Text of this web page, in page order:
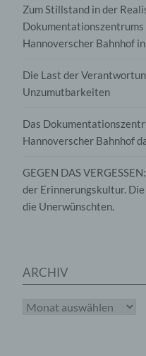
Zum Stillstand in der
Dokumentationszentrums
Hannoverscher Bahnhof
Die Last der
Unzumutbarkeiten
Das
Hannoverscher Bahnhof
GEGEN DAS
der Erinnerungskultur.
die Unerwünschten.
ARCHIV
Archiv